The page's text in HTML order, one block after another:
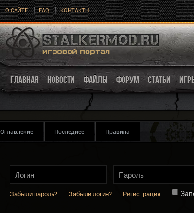
О САЙТЕ FAQ КОНТАКТЫ
ГЛАВНАЯ НОВОСТИ ФАЙЛЫ ФОРУМ СТАТЬИ
Оглавление Последнее Правила
Забыли пароль? Забыли логин? Регистрация